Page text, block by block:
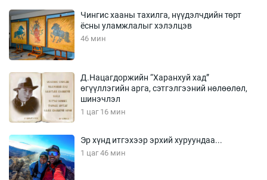
Чингис хааны тахилга, нүүдэлчдийн төрт
ёсны уламжлалыг хэлэлцэв
46 мин
Д.Нацагдоржийн “Харанхуй хад”
өгүүллэгийн арга, сэтгэлгээний нөлөөлөл,
шинэчлэл
1 цаг 16 мин
Эр хүнд итгэхээр эрхий хуруундаа...
1 цаг 46 мин